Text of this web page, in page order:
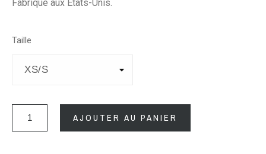
Fabriqué aux États-Unis.
Taille
AJOUTER AU PANIER